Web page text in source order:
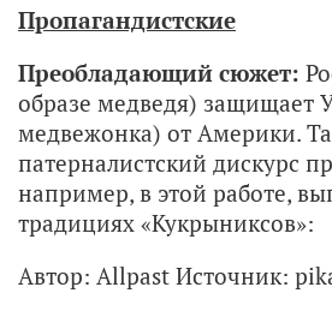
Пропагандистские
Преобладающий сюжет:
образе медведя) защищает
медвежонка) от Америки.
патерналистский дискурс
например, в этой работе,
традициях «Кукрыниксов»:
Автор: Allpast Источник: